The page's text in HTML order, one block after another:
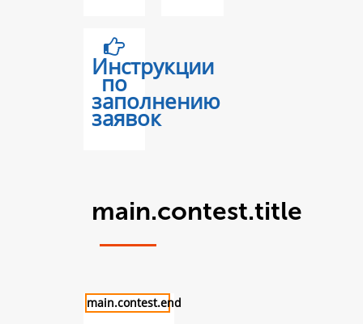
Инструкции
по
заполнению
заявок
main.contest.title
main.contest.end